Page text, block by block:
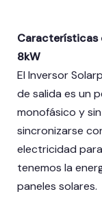
Características
8kW
El Inversor
de salida es un
monofásico y
sincronizarse
electricidad
tenemos la
paneles solares.